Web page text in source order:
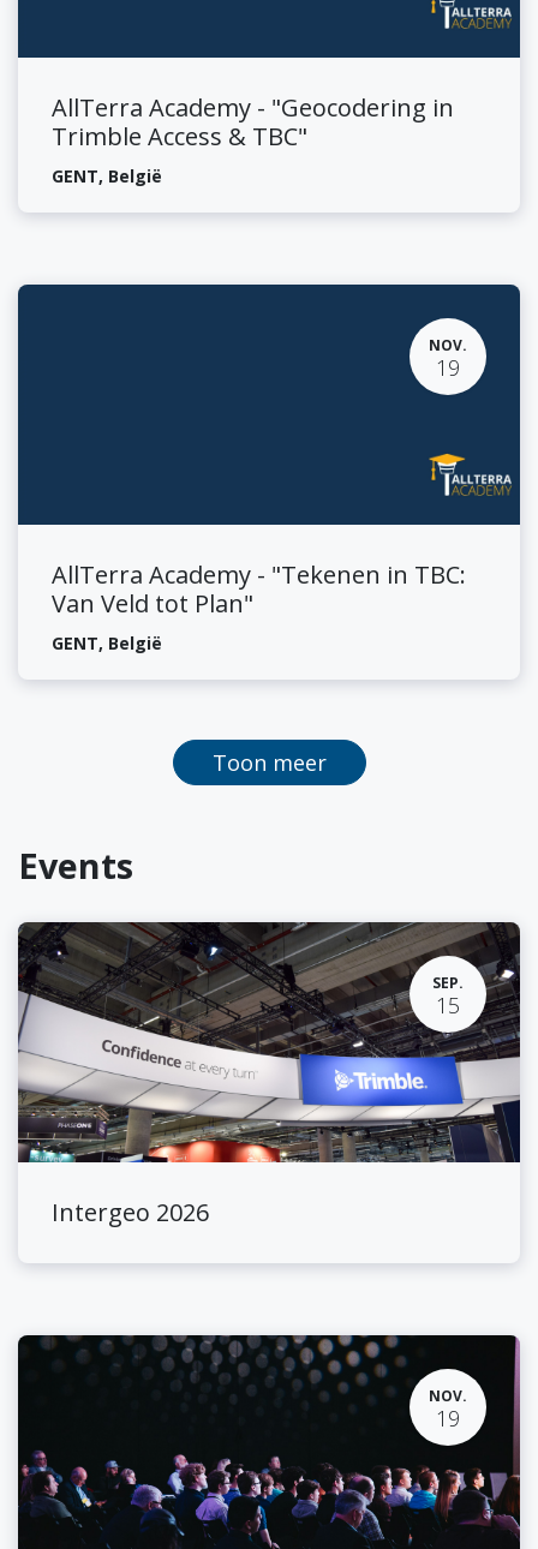
AllTerra Academy - "Geocodering in
Trimble Access & TBC"
GENT, België
NOV.
19
AllTerra Academy - "Tekenen in TBC:
Van Veld tot Plan"
GENT, België
Toon meer
Events
SEP.
15
Intergeo 2026
NOV.
19